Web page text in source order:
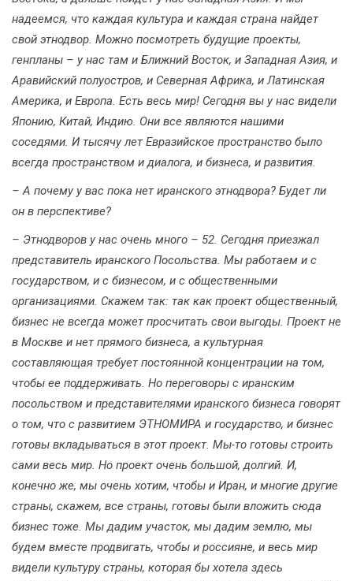
надеемся, что каждая культура и каждая страна найдет
свой этнодвор. Можно посмотреть будущие проекты,
генпланы – у нас там и Ближний Восток, и Западная Азия, и
Аравийский полуостров, и Северная Африка, и Латинская
Америка, и Европа. Есть весь мир! Сегодня вы у нас видели
Японию, Китай, Индию. Они все являются нашими
соседями. И тысячу лет Евразийское пространство было
всегда пространством и диалога, и бизнеса, и развития.
– А почему у вас пока нет иранского этнодвора? Будет ли
он в перспективе?
– Этнодворов у нас очень много – 52. Сегодня приезжал
представитель иранского Посольства. Мы работаем и с
государством, и с бизнесом, и с общественными
организациями. Скажем так: так как проект общественный,
бизнес не всегда может просчитать свои выгоды. Проект не
в Москве и нет прямого бизнеса, а культурная
составляющая требует постоянной концентрации на том,
чтобы ее поддерживать. Но переговоры с иранским
посольством и представителями иранского бизнеса говорят
о том, что с развитием ЭТНОМИРА и государство, и бизнес
готовы вкладываться в этот проект. Мы-то готовы строить
сами весь мир. Но проект очень большой, долгий. И,
конечно же, мы очень хотим, чтобы и Иран, и многие другие
страны, скажем, все страны, готовы были вложить сюда
бизнес тоже. Мы дадим участок, мы дадим землю, мы
будем вместе продвигать, чтобы и россияне, и весь мир
видели культуру страны, которая бы хотела здесь